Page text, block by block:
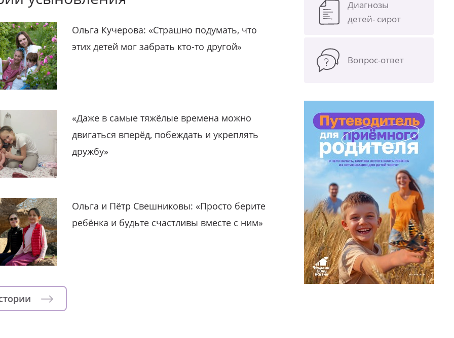
Ольга Кучерова: «Страшно подумать, что
этих детей мог забрать кто-то другой»
«Даже в самые тяжёлые времена можно
двигаться вперёд, побеждать и укреплять
дружбу»
Ольга и Пётр Свешниковы: «Просто берите
ребёнка и будьте счастливы вместе с ним»
Диагнозы
детей- сирот
Вопрос-ответ